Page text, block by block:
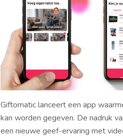
Giftomatic lanceert een app
kan worden gegeven. De nadruk
een nieuwe geef-ervaring met